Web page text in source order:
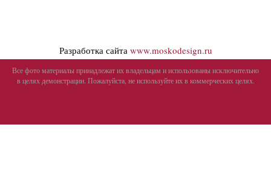
Разработка сайта www.moskodesign.ru
Все фото материалы принадлежат их владельцам и использованы исключительно
в целях демонстрации. Пожалуйста, не используйте их в коммерческих целях.